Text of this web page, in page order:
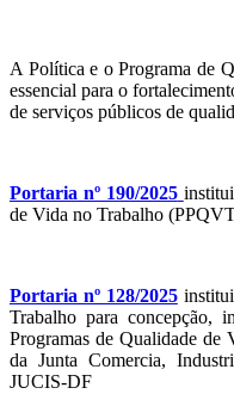
A Política e o Programa de
essencial para o
de serviços públicos de
Portaria nº 190/2025
de Vida no Trabalho
Portaria nº 128/2025institui
Trabalho para concepção,
Programas de Qualidade
da Junta Comercia,
JUCIS-DF